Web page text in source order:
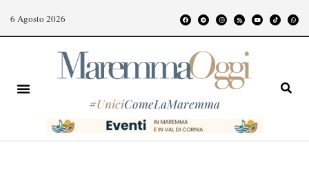
6 Agosto 2026
#UniciComeLaMaremma